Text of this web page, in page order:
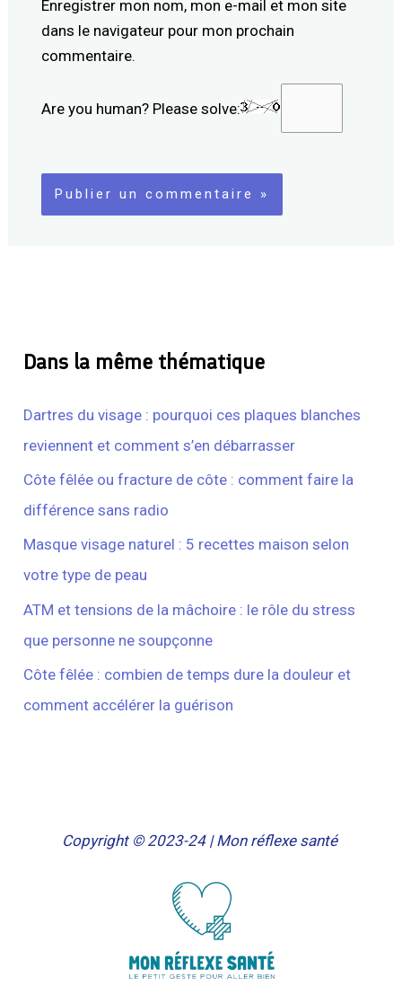
Enregistrer mon nom, mon e-mail et mon site
dans le navigateur pour mon prochain
commentaire.
Are you human? Please solve:
Dans la même thématique
Dartres du visage : pourquoi ces plaques blanches
reviennent et comment s’en débarrasser
Côte fêlée ou fracture de côte : comment faire la
différence sans radio
Masque visage naturel : 5 recettes maison selon
votre type de peau
ATM et tensions de la mâchoire : le rôle du stress
que personne ne soupçonne
Côte fêlée : combien de temps dure la douleur et
comment accélérer la guérison
Copyright © 2023-24 | Mon réflexe santé